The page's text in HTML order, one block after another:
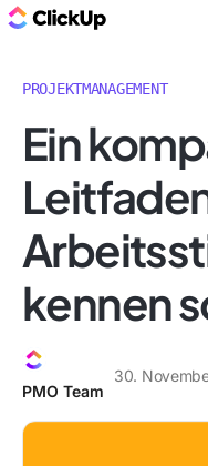
PROJEKTMANAGEMENT
Ein
kennen
PMO Team
30.